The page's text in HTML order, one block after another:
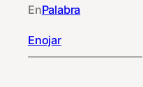
EnPalabra
Enojar